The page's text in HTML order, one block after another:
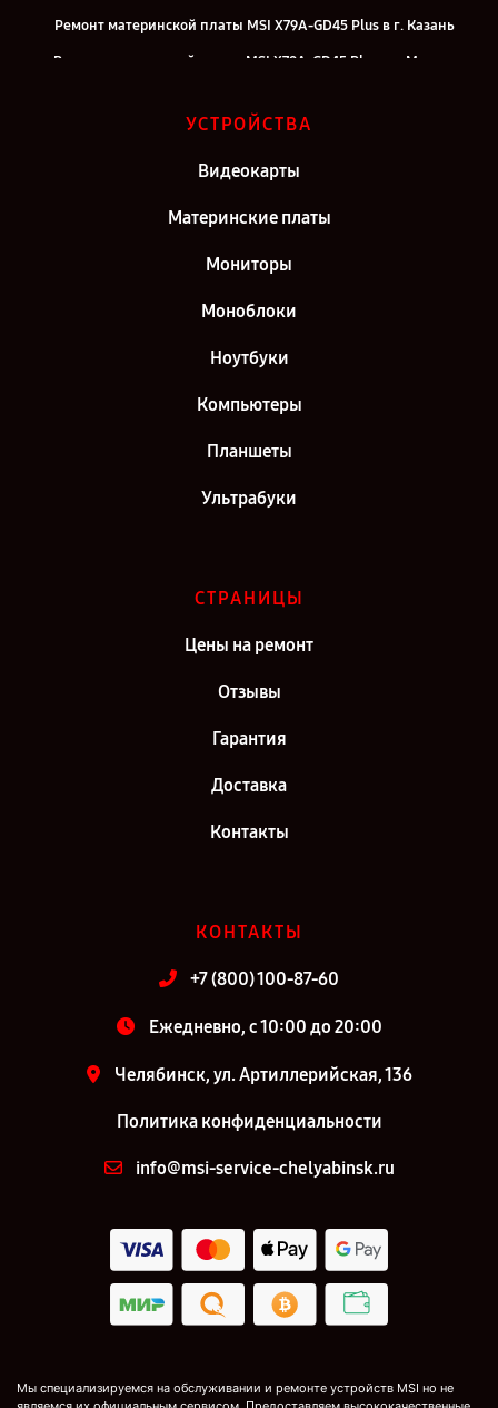
Ремонт материнской платы MSI X79A-GD45 Plus в г. Казань
Ремонт материнской платы MSI X79A-GD45 Plus в г. Москва
Петербург
УСТРОЙСТВА
Видеокарты
Материнские платы
Мониторы
Моноблоки
Ноутбуки
Компьютеры
Планшеты
Ультрабуки
СТРАНИЦЫ
Цены на ремонт
Отзывы
Гарантия
Доставка
Контакты
КОНТАКТЫ
+7 (800) 100-87-60
Ежедневно, с 10:00 до 20:00
Челябинск, ул. Артиллерийская, 136
Политика конфиденциальности
info@msi-service-chelyabinsk.ru
Мы специализируемся на обслуживании и ремонте устройств MSI но не